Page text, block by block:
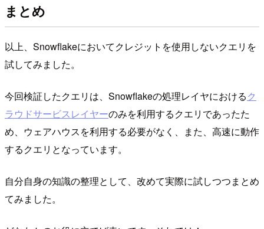
まとめ
以上、Snowflakeにおいてクレジットを使用しないクエリを
試してみました。
今回検証したクエリは、Snowflakeの処理レイヤにおけるク
ラウドサービスレイヤーのみを利用するクエリであったた
め、ウェアハウスを利用する必要がなく、また、高速に動作
するクエリとなっています。
自分自身の知識の整理として、改めて実際に試しつつまとめ
てみました。